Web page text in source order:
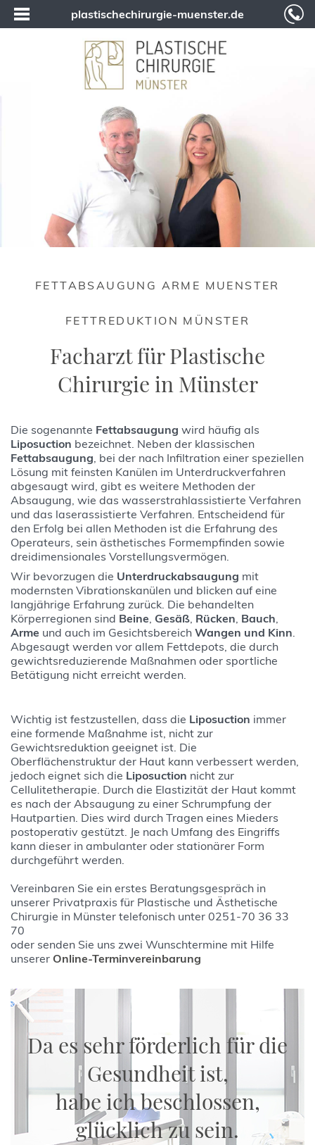
plastischechirurgie-muenster.de
FETTABSAUGUNG ARME MUENSTER
FETTREDUKTION MÜNSTER
Facharzt für Plastische
Chirurgie in Münster
Die sogenannte Fettabsaugung wird häufig als
Liposuction bezeichnet. Neben der klassischen
Fettabsaugung, bei der nach Infiltration einer speziellen
Lösung mit feinsten Kanülen im Unterdruckverfahren
abgesaugt wird, gibt es weitere Methoden der
Absaugung, wie das wasserstrahlassistierte Verfahren
und das laserassistierte Verfahren. Entscheidend für
den Erfolg bei allen Methoden ist die Erfahrung des
Operateurs, sein ästhetisches Formempfinden sowie
dreidimensionales Vorstellungsvermögen.
Wir bevorzugen die Unterdruckabsaugung mit
modernsten Vibrationskanülen und blicken auf eine
langjährige Erfahrung zurück. Die behandelten
Körperregionen sind Beine, Gesäß, Rücken, Bauch,
Arme und auch im Gesichtsbereich Wangen und Kinn.
Abgesaugt werden vor allem Fettdepots, die durch
gewichtsreduzierende Maßnahmen oder sportliche
Betätigung nicht erreicht werden.
Wichtig ist festzustellen, dass die Liposuction immer
eine formende Maßnahme ist, nicht zur
Gewichtsreduktion geeignet ist. Die
Oberflächenstruktur der Haut kann verbessert werden,
jedoch eignet sich die Liposuction nicht zur
Cellulitetherapie. Durch die Elastizität der Haut kommt
es nach der Absaugung zu einer Schrumpfung der
Hautpartien. Dies wird durch Tragen eines Mieders
postoperativ gestützt. Je nach Umfang des Eingriffs
kann dieser in ambulanter oder stationärer Form
durchgeführt werden.
Vereinbaren Sie ein erstes Beratungsgespräch in
unserer Privatpraxis für Plastische und Ästhetische
Chirurgie in Münster telefonisch unter 0251-70 36 33
70
oder senden Sie uns zwei Wunschtermine mit Hilfe
unserer Online-Terminvereinbarung
Da es sehr förderlich für die
Gesundheit ist,
habe ich beschlossen,
glücklich zu sein.